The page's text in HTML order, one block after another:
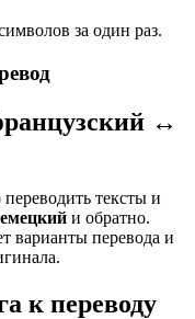
за один раз.
↔
тексты и
и обратно.
варианты перевода и
к переводу